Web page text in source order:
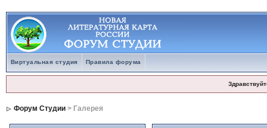
Виртуальная студия Правила форума
Форум Студии> Галерея